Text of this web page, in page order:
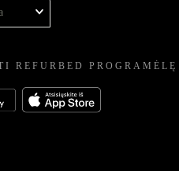
REFURBED PROGRAMĖLĘ